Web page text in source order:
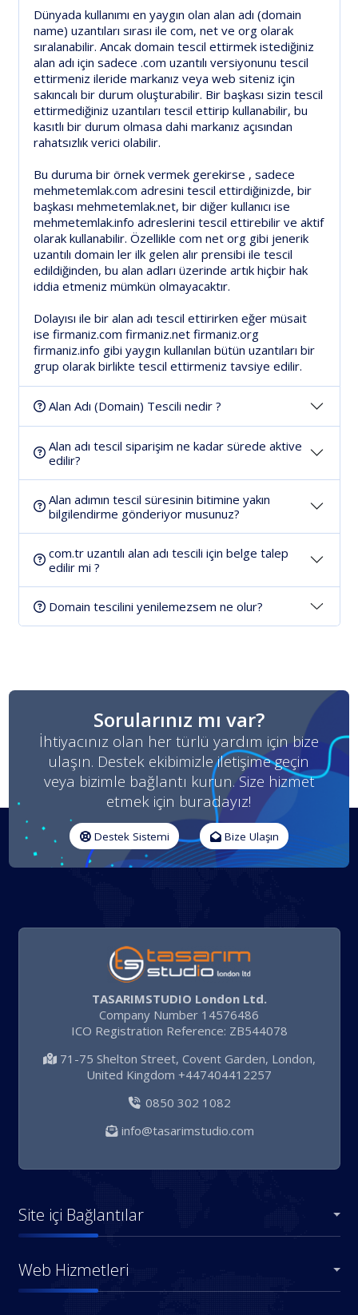
Dünyada kullanımı en yaygın olan alan adı (domain
name) uzantıları sırası ile com, net ve org olarak
sıralanabilir. Ancak domain tescil ettirmek istediğiniz
alan adı için sadece .com uzantılı versiyonunu tescil
ettirmeniz ileride markanız veya web siteniz için
sakıncalı bir durum oluşturabilir. Bir başkası sizin tescil
ettirmediğiniz uzantıları tescil ettirip kullanabilir, bu
kasıtlı bir durum olmasa dahi markanız açısından
rahatsızlık verici olabilir.
Bu duruma bir örnek vermek gerekirse , sadece
mehmetemlak.com adresini tescil ettirdiğinizde, bir
başkası mehmetemlak.net, bir diğer kullanıcı ise
mehmetemlak.info adreslerini tescil ettirebilir ve aktif
olarak kullanabilir. Özellikle com net org gibi jenerik
uzantılı domain ler ilk gelen alır prensibi ile tescil
edildiğinden, bu alan adları üzerinde artık hiçbir hak
iddia etmeniz mümkün olmayacaktır.
Dolayısı ile bir alan adı tescil ettirirken eğer müsait
ise firmaniz.com firmaniz.net firmaniz.org
firmaniz.info gibi yaygın kullanılan bütün uzantıları bir
grup olarak birlikte tescil ettirmeniz tavsiye edilir.
Alan Adı (Domain) Tescili nedir ?
Alan adı tescil siparişim ne kadar sürede aktive
edilir?
Alan adımın tescil süresinin bitimine yakın
bilgilendirme gönderiyor musunuz?
com.tr uzantılı alan adı tescili için belge talep
edilir mi ?
Domain tescilini yenilemezsem ne olur?
Sorularınız mı var?
İhtiyacınız olan her türlü yardım için bize
ulaşın. Destek ekibimizle iletişime geçin
veya bizimle bağlantı kurun. Size hizmet
etmek için buradayız!
Destek Sistemi Bize Ulaşın
TASARIMSTUDIO London Ltd.
Company Number 14576486
ICO Registration Reference: ZB544078
71-75 Shelton Street, Covent Garden, London,
United Kingdom +447404412257
0850 302 1082
info@tasarimstudio.com
Site içi Bağlantılar
Web Hizmetleri